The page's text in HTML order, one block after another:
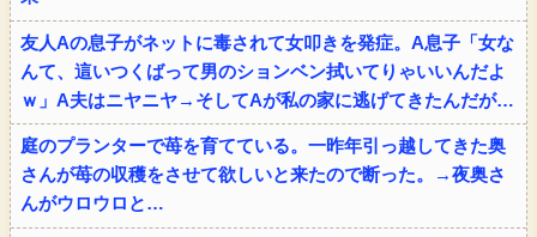
友人Aの息子がネットに毒されて女叩きを発症。A息子「女な
んて、這いつくばって男のションベン拭いてりゃいいんだよ
ｗ」A夫はニヤニヤ→そしてAが私の家に逃げてきたんだが…
庭のプランターで苺を育てている。一昨年引っ越してきた奥
さんが苺の収穫をさせて欲しいと来たので断った。→夜奥さ
んがウロウロと…